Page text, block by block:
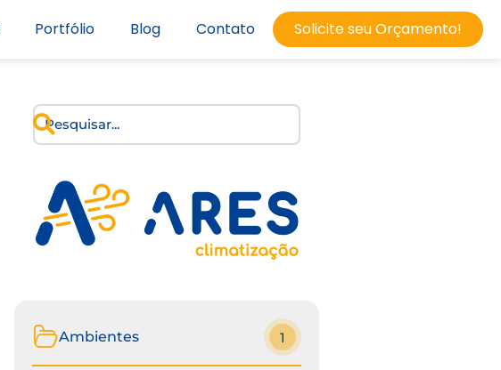
Portfólio Blog Contato Solicite seu Orçamento!
Ambientes 1